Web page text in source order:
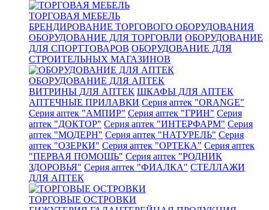
ТОРГОВАЯ МЕБЕЛЬ
БРЕНДИРОВАНИЕ ТОРГОВОГО ОБОРУДОВАНИЯ
ОБОРУДОВАНИЕ ДЛЯ ТОРГОВЛИ ОБОРУДОВАНИЕ
ДЛЯ СПОРТТОВАРОВ ОБОРУДОВАНИЕ ДЛЯ
СТРОИТЕЛЬНЫХ МАГАЗИНОВ
ОБОРУДОВАНИЕ ДЛЯ АПТЕК
ВИТРИНЫ ДЛЯ АПТЕК ШКАФЫ ДЛЯ АПТЕК
АПТЕЧНЫЕ ПРИЛАВКИ Серия аптек "ORANGE"
Серия аптек "АМПИР" Серия аптек "ГРИН" Серия
аптек "ДОКТОР" Серия аптек "ИНТЕРФАРМ" Серия
аптек "МОДЕРН" Серия аптек "НАТУРЕЛЬ" Серия
аптек "ОЗЕРКИ" Серия аптек "ОРТЕКА" Серия аптек
"ПЕРВАЯ ПОМОЩЬ" Серия аптек "РОДНИК
ЗДОРОВЬЯ" Серия аптек "ФИАЛКА" СТЕЛЛАЖИ
ДЛЯ АПТЕК
ТОРГОВЫЕ ОСТРОВКИ